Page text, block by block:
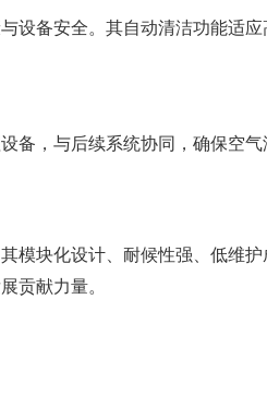
备安全。其自动清洁功能适
，与后续系统协同，确保空
模块化设计、耐候性强、低维
贡献力量。